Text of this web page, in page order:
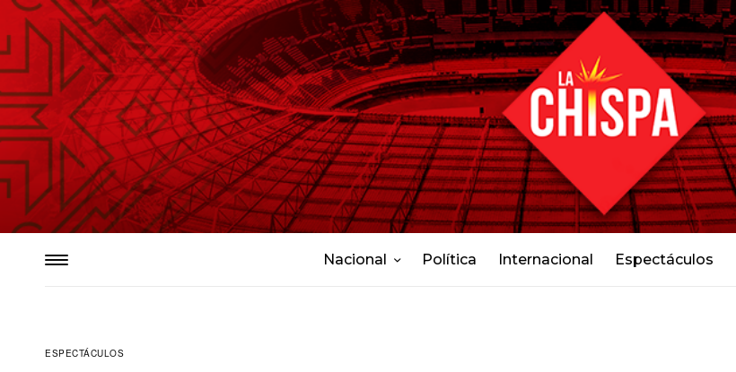
Nacional Política Internacional Espectáculos
ESPECTÁCULOS